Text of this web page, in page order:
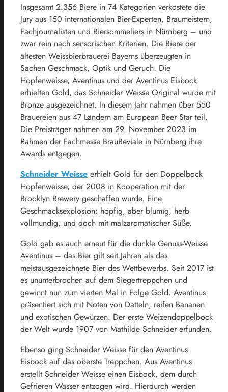
Insgesamt 2.356 Biere in 74 Kategorien verkostete die
Jury aus 150 internationalen Bier-Experten, Braumeistern,
Fachjournalisten und Biersommeliers in Nürnberg – und
zwar rein nach sensorischen Kriterien. Die Biere der
ältesten Weissbierbrauerei Bayerns überzeugten in
Sachen Geschmack, Optik und Geruch. Die
Hopfenweisse, Aventinus und der Aventinus Eisbock
erhielten Gold, das Schneider Weisse Original wurde mit
Bronze ausgezeichnet. In diesem Jahr nahmen über 550
Brauereien aus 47 Ländern am European Beer Star teil.
Die Preisträger nahmen am 29. November 2023 im
Rahmen der Fachmesse BrauBeviale in Nürnberg ihre
Awards entgegen.
Schneider Weisse erhielt Gold für den Doppelbock
Hopfenweisse, der 2008 in Kooperation mit der
Brooklyn Brewery geschaffen wurde. Eine
Geschmacksexplosion: hopfig, aber blumig, herb
vollmundig, und doch mit malzaromatischer Süße.
Gold gab es auch erneut für die dunkle Genuss-Weisse
Aventinus – das Bier gilt seit Jahren als das
meistausgezeichnete Bier des Wettbewerbs. Seit 2017 ist
es ununterbrochen auf dem Siegertreppchen und
gewinnt nun zum vierten Mal in Folge Gold. Aventinus
präsentiert sich mit Noten von Datteln, reifen Bananen
und exotischen Gewürzen. Der erste Weizendoppelbock
der Welt wurde 1907 von Mathilde Schneider erfunden.
Ebenso ging Schneider Weisse für den Aventinus
Eisbock auf das oberste Treppchen. Aus Aventinus
erstellt Schneider Weisse einen Eisbock, dem durch
Gefrieren Wasser entzogen wird. Hierdurch werden